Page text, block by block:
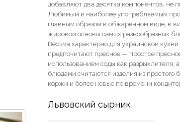
добавляют два десятка компонентов,
Любимым и наиболее употребляемым
главным образом в обжаренном виде, в
жировой основы самых разнообразных
Весьма характерно для украинской
предпочитают пресное — простое
использованием соды как
блюдами считаются изделия из
коржи и более новые по времени
Львовский сырник